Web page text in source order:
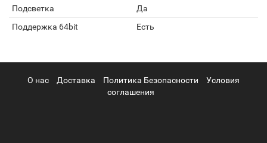
Подсветка
Да
Поддержка 64bit
Есть
О нас Доставка Политика Безопасности
Условия
соглашения